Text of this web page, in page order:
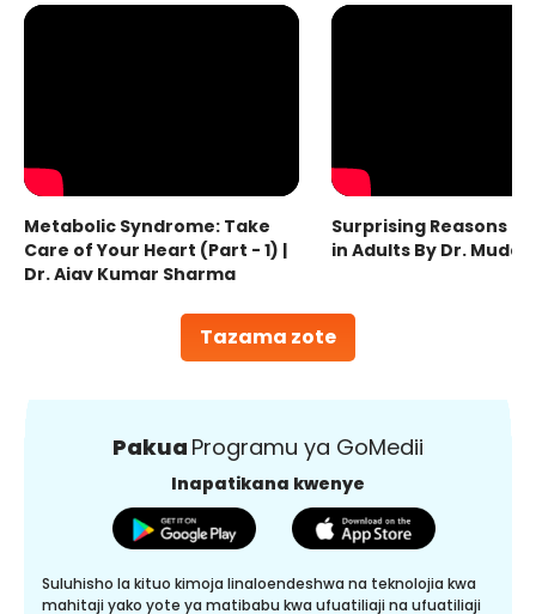
Tazama zote
Metabolic Syndrome: Take
Care of Your Heart (Part - 1) |
Dr. Ajay Kumar Sharma
Surprising Reasons
in Adults By Dr.
Pakua Programu ya GoMedii
Inapatikana kwenye
Suluhisho la kituo kimoja linaloendeshwa na teknolojia kwa
mahitaji yako yote ya matibabu kwa ufuatiliaji na ufuatiliaji